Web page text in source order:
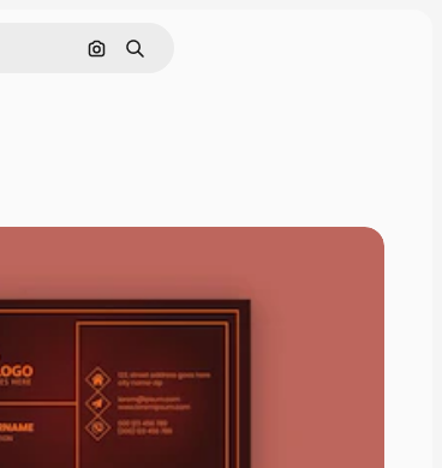
Pesquisar por imagem
Buscar